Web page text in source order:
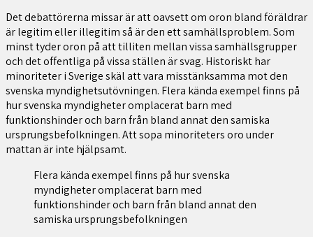
Det debattörerna missar är att oavsett om oron bland föräldrar
är legitim eller illegitim så är den ett samhällsproblem. Som
minst tyder oron på att tilliten mellan vissa samhällsgrupper
och det offentliga på vissa ställen är svag. Historiskt har
minoriteter i Sverige skäl att vara misstänksamma mot den
svenska myndighetsutövningen. Flera kända exempel finns på
hur svenska myndigheter omplacerat barn med
funktionshinder och barn från bland annat den samiska
ursprungsbefolkningen. Att sopa minoriteters oro under
mattan är inte hjälpsamt.
Flera kända exempel finns på hur svenska
myndigheter omplacerat barn med
funktionshinder och barn från bland annat den
samiska ursprungsbefolkningen